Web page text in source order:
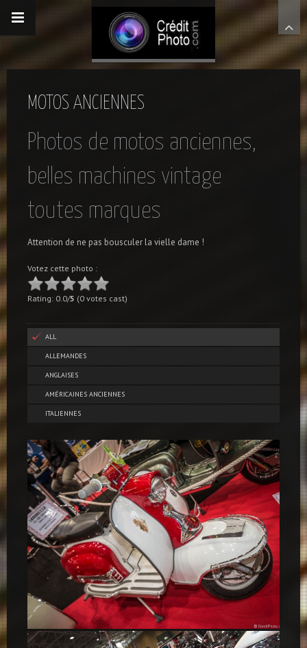
MOTOS ANCIENNES
Photos de motos anciennes,
belles machines vintage
toutes marques
Attention de ne pas bousculer la vielle dame !
Votez cette photo :
Rating: 0.0/5 (0 votes cast)
ALL
ALLEMANDES
ANGLAISES
AMÉRICAINES ANCIENNES
ITALIENNES
Lambretta, scooters